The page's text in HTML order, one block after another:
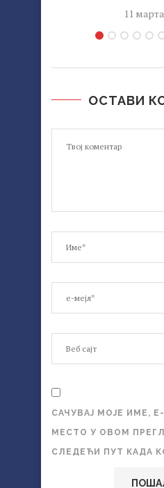
11
ОСТАВИ
САЧУВАЈ МОЈЕ ИМЕ,
МЕСТО У ОВОМ
СЛЕДЕЋИ ПУТ КАДА